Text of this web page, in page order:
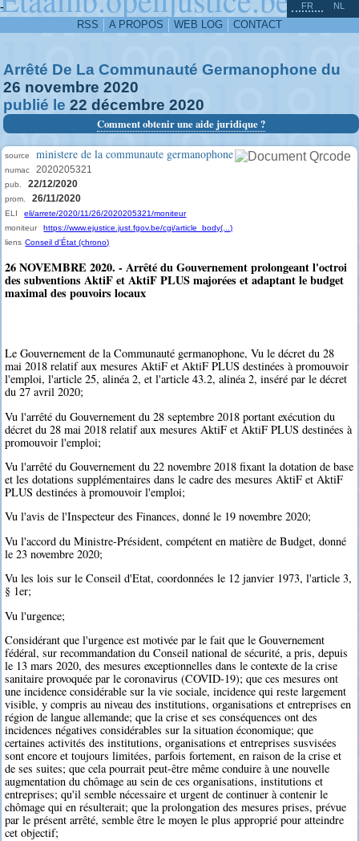
-
RSS A PROPOS WEB LOG CONTACT
FR NL
Arrêté De La Communauté Germanophone du
26 novembre 2020
publié le 22 décembre 2020
Comment obtenir une aide juridique ?
source ministere de la communaute germanophone
numac 2020205321
pub. 22/12/2020
prom. 26/11/2020
ELI
eli/arrete/2020/11/26/2020205321/moniteur
moniteur
https://www.ejustice.just.fgov.be/cgi/article_body(...)
liens Conseil d'État (chrono)
26 NOVEMBRE 2020. - Arrêté du Gouvernement prolongeant l'octroi
des subventions AktiF et AktiF PLUS majorées et adaptant le budget
maximal des pouvoirs locaux
Le Gouvernement de la Communauté germanophone, Vu le décret du 28
mai 2018 relatif aux mesures AktiF et AktiF PLUS destinées à promouvoir
l'emploi, l'article 25, alinéa 2, et l'article 43.2, alinéa 2, inséré par le décret
du 27 avril 2020;
Vu l'arrêté du Gouvernement du 28 septembre 2018 portant exécution du
décret du 28 mai 2018 relatif aux mesures AktiF et AktiF PLUS destinées à
promouvoir l'emploi;
Vu l'arrêté du Gouvernement du 22 novembre 2018 fixant la dotation de base
et les dotations supplémentaires dans le cadre des mesures AktiF et AktiF
PLUS destinées à promouvoir l'emploi;
Vu l'avis de l'Inspecteur des Finances, donné le 19 novembre 2020;
Vu l'accord du Ministre-Président, compétent en matière de Budget, donné
le 23 novembre 2020;
Vu les lois sur le Conseil d'Etat, coordonnées le 12 janvier 1973, l'article 3,
§ 1er;
Vu l'urgence;
Considérant que l'urgence est motivée par le fait que le Gouvernement
fédéral, sur recommandation du Conseil national de sécurité, a pris, depuis
le 13 mars 2020, des mesures exceptionnelles dans le contexte de la crise
sanitaire provoquée par le coronavirus (COVID-19); que ces mesures ont
une incidence considérable sur la vie sociale, incidence qui reste largement
visible, y compris au niveau des institutions, organisations et entreprises en
région de langue allemande; que la crise et ses conséquences ont des
incidences négatives considérables sur la situation économique; que
certaines activités des institutions, organisations et entreprises susvisées
sont encore et toujours limitées, parfois fortement, en raison de la crise et
de ses suites; que cela pourrait peut-être même conduire à une nouvelle
augmentation du chômage au sein de ces organisations, institutions et
entreprises; qu'il semble nécessaire et urgent de continuer à contenir le
chômage qui en résulterait; que la prolongation des mesures prises, prévue
par le présent arrêté, semble être le moyen le plus approprié pour atteindre
cet objectif;
^